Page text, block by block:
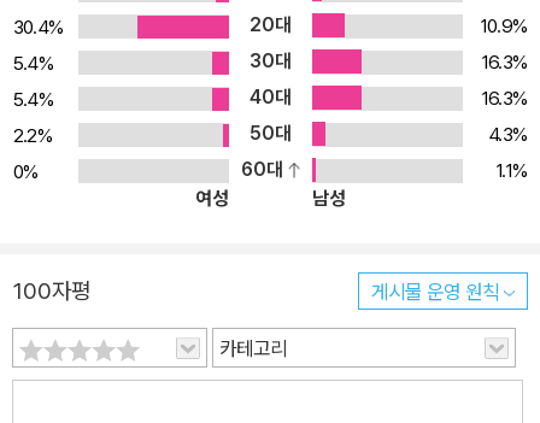
30.4%
20대
10.9%
5.4%
30대
16.3%
5.4%
40대
16.3%
2.2%
50대
4.3%
0%
60대
1.1%
여성
남성
100자평 게시물 운영 원칙
카테고리